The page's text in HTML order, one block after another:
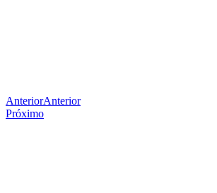
AnteriorAnterior
Próximo